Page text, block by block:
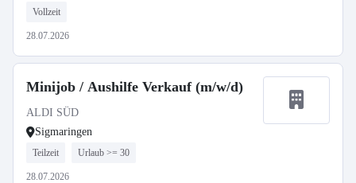
Vollzeit
28.07.2026
Minijob / Aushilfe Verkauf (m/w/d)
ALDI SÜD
Sigmaringen
Teilzeit Urlaub >= 30
28.07.2026